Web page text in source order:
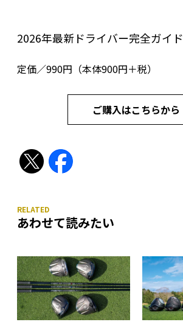
2026年最新ドライバー完全ガイド
定価／990円（本体900円＋税）
ご購入はこちらから
あわせて読みたい